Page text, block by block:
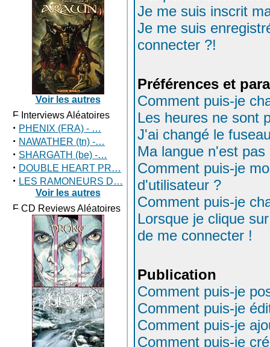
Voir les autres
Interviews Aléatoires
· PHENIX (FRA) - …
· NAWATHER (tn) -…
· SHARGATH (be) -…
· DOUBLE HEART PR…
· LES RAMONEURS D…
Voir les autres
CD Reviews Aléatoires
Je me suis inscrit
Je me suis
connecter ?!
Préférences et
Comment puis-je
Les heures ne sont
J'ai changé le
Ma langue n'est
Comment puis-je
d'utilisateur ?
Comment puis-je
Lorsque je clique
de me connecter !
Publication
Comment puis-je
Comment puis-je
Comment puis-je
Comment puis-je